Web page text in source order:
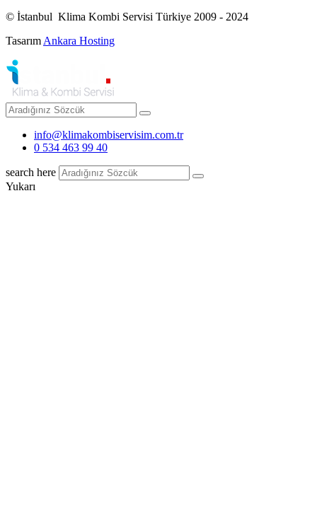
© İstanbul Klima Kombi Servisi Türkiye 2009 - 2024
Tasarım Ankara Hosting
info@klimakombiservisim.com.tr
0 534 463 99 40
search here
Yukarı